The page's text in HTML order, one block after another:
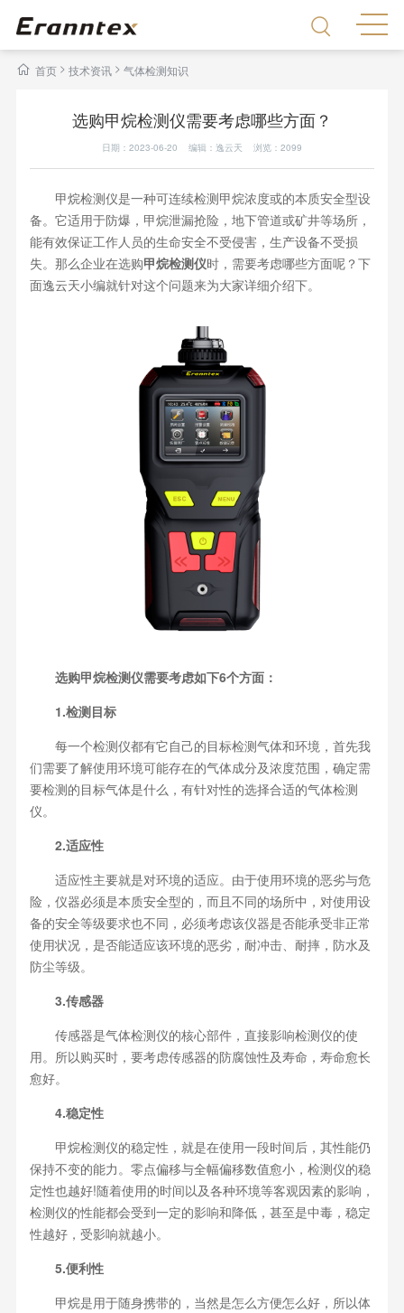
首页> 技术资讯 > 气体检测知识
选购甲烷检测仪需要考虑哪些方面？
日期：2023-06-20 编辑：逸云天 浏览： 2099
甲烷检测仪是一种可连续检测甲烷浓度或的本质安全型设
备。它适用于防爆，甲烷泄漏抢险，地下管道或矿井等场所，
能有效保证工作人员的生命安全不受侵害，生产设备不受损
失。那么企业在选购甲烷检测仪时，需要考虑哪些方面呢？下
面逸云天小编就针对这个问题来为大家详细介绍下。
选购甲烷检测仪需要考虑如下6个方面：
1.检测目标
每一个检测仪都有它自己的目标检测气体和环境，首先我
们需要了解使用环境可能存在的气体成分及浓度范围，确定需
要检测的目标气体是什么，有针对性的选择合适的气体检测
仪。
2.适应性
适应性主要就是对环境的适应。由于使用环境的恶劣与危
险，仪器必须是本质安全型的，而且不同的场所中，对使用设
备的安全等级要求也不同，必须考虑该仪器是否能承受非正常
使用状况，是否能适应该环境的恶劣，耐冲击、耐摔，防水及
防尘等级。
3.传感器
传感器是气体检测仪的核心部件，直接影响检测仪的使
用。所以购买时，要考虑传感器的防腐蚀性及寿命，寿命愈长
愈好。
4.稳定性
甲烷检测仪的稳定性，就是在使用一段时间后，其性能仍
保持不变的能力。零点偏移与全幅偏移数值愈小，检测仪的稳
定性也越好!随着使用的时间以及各种环境等客观因素的影响，
检测仪的性能都会受到一定的影响和降低，甚至是中毒，稳定
性越好，受影响就越小。
5.便利性
甲烷是用于随身携带的，当然是怎么方便怎么好，所以体